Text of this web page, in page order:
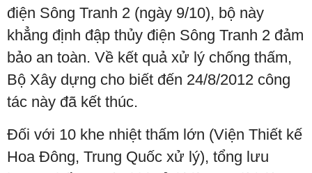
điện Sông Tranh 2 (ngày 9/10), bộ này
khẳng định đập thủy điện Sông Tranh 2 đảm
bảo an toàn. Về kết quả xử lý chống thấm,
Bộ Xây dựng cho biết đến 24/8/2012 công
tác này đã kết thúc.
Đối với 10 khe nhiệt thấm lớn (Viện Thiết kế
Hoa Đông, Trung Quốc xử lý), tổng lưu